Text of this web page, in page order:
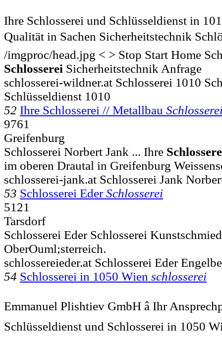
Ihre Schlosserei und Schlüsseldienst in
Qualität in Sachen Sicherheitstechnik
/imgproc/head.jpg < > Stop Start Home
Schlosserei Sicherheitstechnik Anfrage
schlosserei-wildner.at Schlosserei 1010
Schlüsseldienst 1010
52 Ihre Schlosserei // Metallbau
9761
Greifenburg
Schlosserei Norbert Jank ... Ihre
im oberen Drautal in Greifenburg
schlosserei-jank.at Schlosserei Jank
53 Schlosserei EderSchlosserei
5121
Tarsdorf
Schlosserei Eder Schlosserei
OberOuml;sterreich.
schlossereieder.at Schlosserei Eder
54 Schlosserei in 1050 Wien schlosserei
Emmanuel Plishtiev GmbH â Ihr
Schlüsseldienst und Schlosserei in 1050